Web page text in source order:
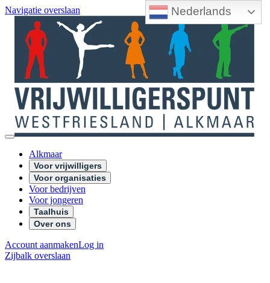
Nederlands
Navigatie overslaan
Alkmaar
Voor vrijwilligers
Voor organisaties
Voor bedrijven
Voor jongeren
Taalhuis
Over ons
Account aanmakenLog in
Zijbalk overslaan